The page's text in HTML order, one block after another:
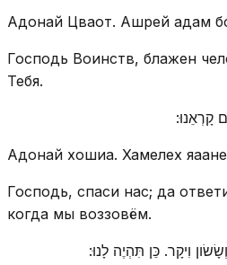
Адонай Цваот. Ашрей адам
Господь Воинств, блажен
Тебя.
קָרְאֵנוּ:
Адонай хошиа. Хамелех
Господь, спаси нас; да
когда мы воззовём.
וִיקָר. כֵּן תִּהְיֶה לָנוּ: